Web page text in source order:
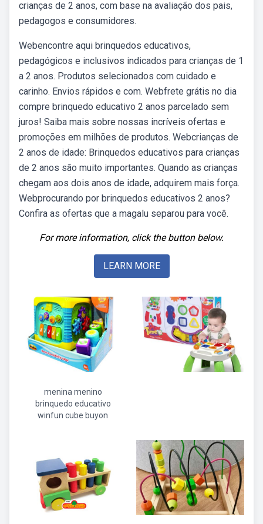
crianças de 2 anos, com base na avaliação dos pais,
pedagogos e consumidores.
Webencontre aqui brinquedos educativos,
pedagógicos e inclusivos indicados para crianças de 1
a 2 anos. Produtos selecionados com cuidado e
carinho. Envios rápidos e com. Webfrete grátis no dia
compre brinquedo educativo 2 anos parcelado sem
juros! Saiba mais sobre nossas incríveis ofertas e
promoções em milhões de produtos. Webcrianças de
2 anos de idade: Brinquedos educativos para crianças
de 2 anos são muito importantes. Quando as crianças
chegam aos dois anos de idade, adquirem mais força.
Webprocurando por brinquedos educativos 2 anos?
Confira as ofertas que a magalu separou para você.
For more information, click the button below.
LEARN MORE
menina menino
brinquedo educativo
winfun cube buyon